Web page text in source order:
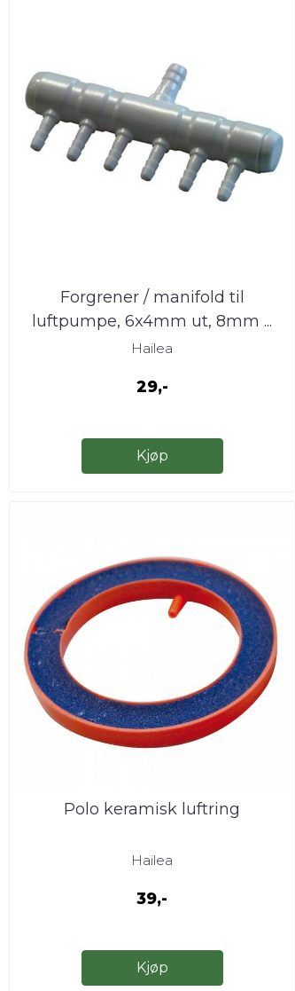
Forgrener / manifold til
luftpumpe, 6x4mm ut, 8mm ...
Hailea
29,-
Kjøp
Polo keramisk luftring
Hailea
39,-
Kjøp